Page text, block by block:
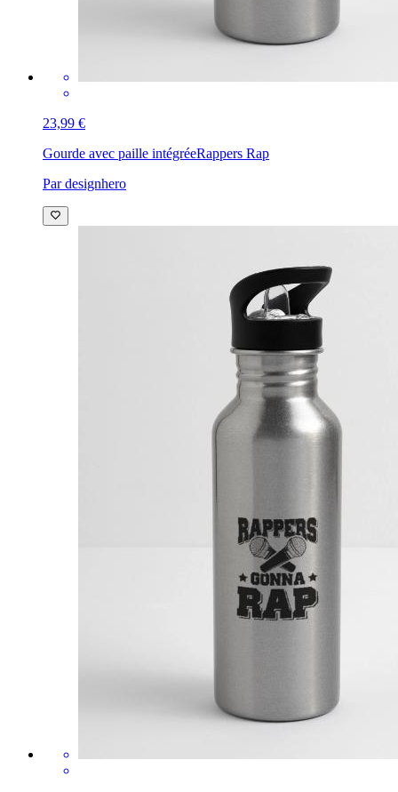
23,99 €
Gourde avec paille intégréeRappers Rap
Par designhero